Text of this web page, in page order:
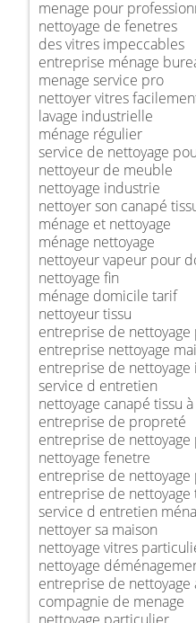
menage pour
nettoyage de fenetres
des vitres impeccables
entreprise ménage
menage service pro
nettoyer vitres
lavage industrielle
ménage régulier
service de nettoyage
nettoyeur de meuble
nettoyage industrie
nettoyer son canapé
ménage et nettoyage
ménage nettoyage
nettoyeur vapeur pour
nettoyage fin
ménage domicile tarif
nettoyeur tissu
entreprise de
entreprise nettoyage
entreprise de nettoyage
service d entretien
nettoyage canapé tissu
entreprise de propreté
entreprise de
nettoyage fenetre
entreprise de
entreprise de nettoyage
service d entretien
nettoyer sa maison
nettoyage vitres
nettoyage
entreprise de
compagnie de menage
nettoyage particulier